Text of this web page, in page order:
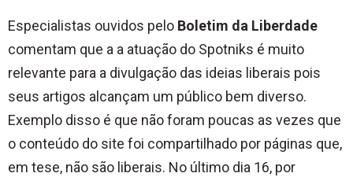
Especialistas ouvidos pelo Boletim da Liberdade
comentam que a a atuação do Spotniks é muito
relevante para a divulgação das ideias liberais pois
seus artigos alcançam um público bem diverso.
Exemplo disso é que não foram poucas as vezes que
o conteúdo do site foi compartilhado por páginas que,
em tese, não são liberais. No último dia 16, por